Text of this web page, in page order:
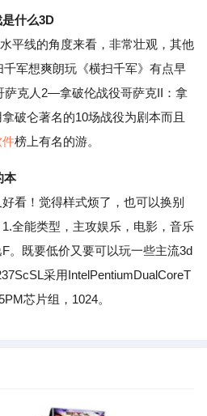
什么3D
线的角度来看，非常壮观，其他
军想爽朗玩《横扫千军》有点早
萨克人2—拿破伦战役哥萨克II：拿
破仑著名的10场战役为剧本而且
件榜上有名的游。
本
！觉得样式烦了，也可以换别
全能类型，主攻娱乐，电影，音乐
。既要低价又要可以玩一些主流3d
采用IntelPentiumDualCoreT
芯片组，1024。